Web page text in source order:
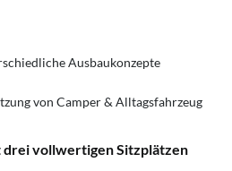
Ausbaukonzepte
von Camper & Alltagsfahrzeug
vollwertigen Sitzplätzen